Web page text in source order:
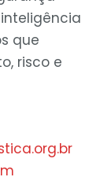
que
risco e